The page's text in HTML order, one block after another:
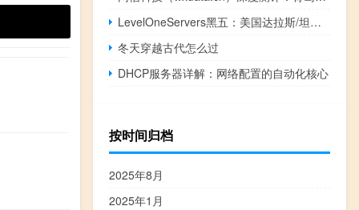
LevelOneServers黑五：美国达拉斯/坦帕/荷兰阿姆斯特丹独立服务器47.99美元/月起，VPS七折优惠
冬天穿越古代怎么过
DHCP服务器详解：网络配置的自动化核心
按时间归档
2025年8月
2025年1月